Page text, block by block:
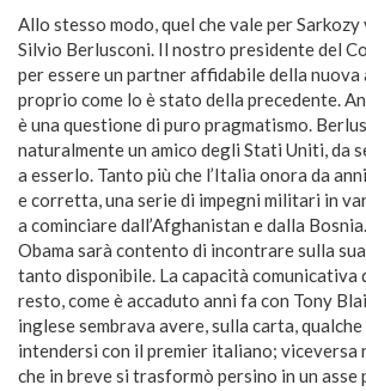
Allo stesso modo, quel che vale per Sarkozy
Silvio Berlusconi. Il nostro presidente del
per essere un partner affidabile della nuova
proprio come lo è stato della precedente.
è una questione di puro pragmatismo.
naturalmente un amico degli Stati Uniti, da
a esserlo. Tanto più che l’Italia onora da
e corretta, una serie di impegni militari in
a cominciare dall’Afghanistan e dalla
Obama sarà contento di incontrare sulla
tanto disponibile. La capacità comunicativa
resto, come è accaduto anni fa con Tony
inglese sembrava avere, sulla carta,
intendersi con il premier italiano; viceversa
che in breve si trasformò persino in un